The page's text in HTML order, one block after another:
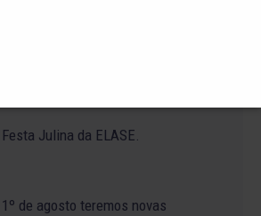
Julina da ELASE.
de agosto teremos novas